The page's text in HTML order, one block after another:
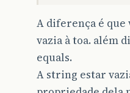
A diferença é
vazia à toa. além
equals.
A string estar